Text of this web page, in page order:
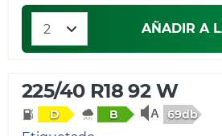
AÑADIR A
225/40 R18 92 W
D B 69db